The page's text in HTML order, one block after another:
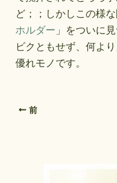
ど；；しかしこの様
ホルダー 」をついに
ビクともせず、何よ
優れモノです。
前